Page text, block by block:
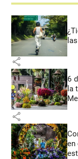
share
6
la
share
en